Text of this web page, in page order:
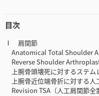
目次
Ⅰ 肩関節
Anatomical Total Shoulder
Reverse Shoulder
上腕骨頭壊死に対するステム
上腕骨近位端骨折に対する人
Revision TSA（人工肩関節全